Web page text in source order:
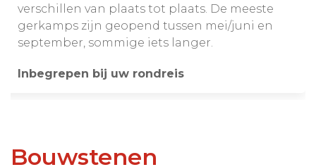
verschillen van plaats tot plaats. De meeste
gerkamps zijn geopend tussen mei/juni en
september, sommige iets langer.
Inbegrepen bij uw rondreis
Bouwstenen